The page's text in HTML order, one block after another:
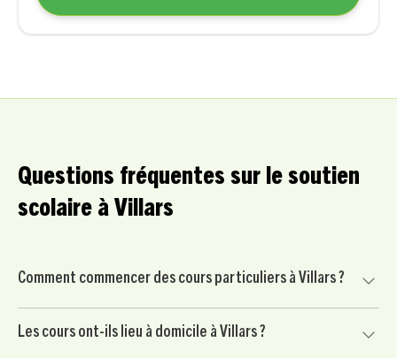
Questions fréquentes sur le soutien
scolaire à Villars
Comment commencer des cours particuliers à Villars ?
avec un conseiller pédagogique. Nous mettons ensuite
Les cours ont-ils lieu à domicile à Villars ?